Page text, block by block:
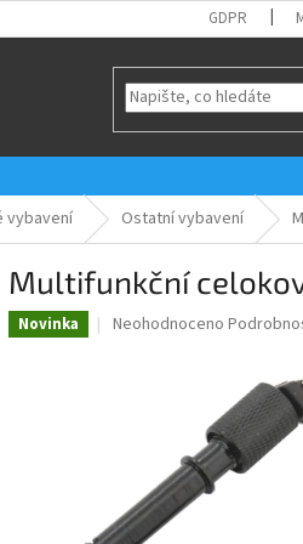
GDPR
vybavení Ostatní vybavení
Multifunkční
Novinka
Průměrné
hvězdiček.
Neohodnoceno